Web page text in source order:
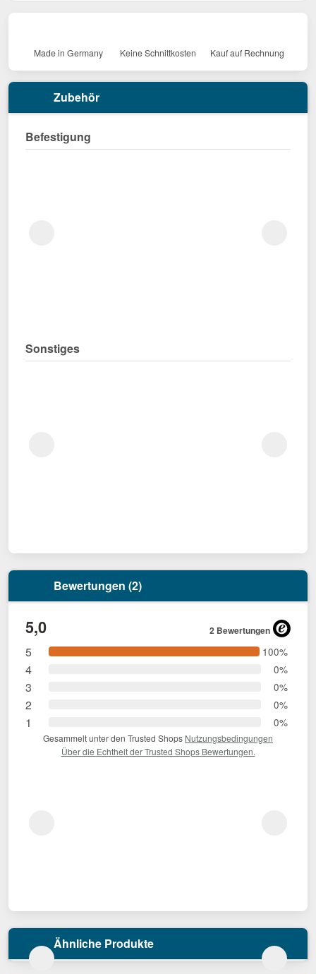
Made in Germany Keine Schnittkosten Kauf auf Rechnung
Zubehör
Befestigung
Sonstiges
Bewertungen (2)
5,0 2 Bewertungen
5 100%
4 0%
3 0%
2 0%
1 0%
Gesammelt unter den Trusted Shops Nutzungsbedingungen
Über die Echtheit der Trusted Shops Bewertungen.
Ähnliche Produkte